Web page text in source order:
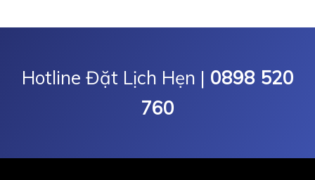
Hotline Đặt Lịch Hẹn | 0898 520
760